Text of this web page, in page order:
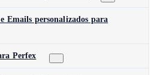
Emails personalizados para
Perfex